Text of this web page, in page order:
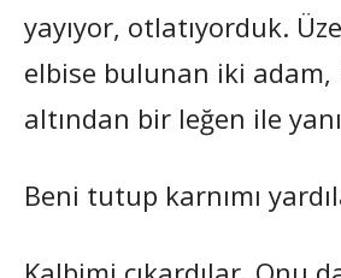
yayıyor, otlatıyorduk.
elbise bulunan iki adam,
altından bir leğen ile
Beni tutup karnımı